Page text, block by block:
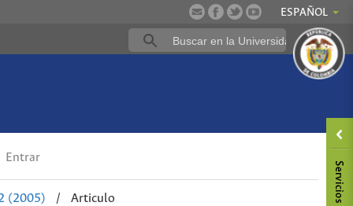
ESPAÑOL
Entrar
(2005) / Articulo